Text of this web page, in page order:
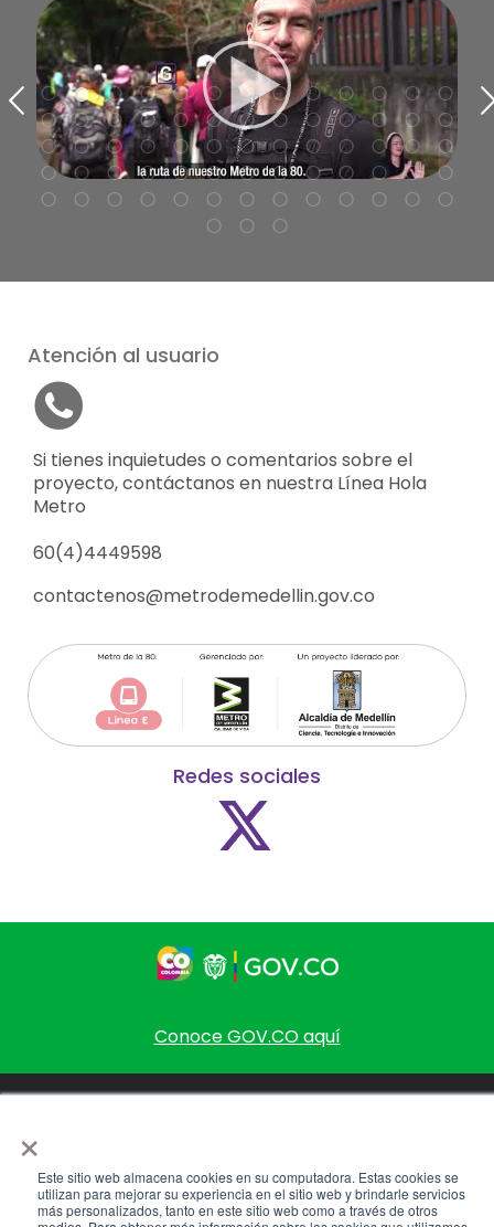
×
Este sitio web almacena cookies en su computadora. Estas cookies se
utilizan para mejorar su experiencia en el sitio web y brindarle servicios
más personalizados, tanto en este sitio web como a través de otros
Atención al usuario
Si tienes inquietudes o comentarios sobre el
proyecto, contáctanos en nuestra Línea Hola
Metro
60(4)4449598
contactenos@metrodemedellin.gov.co
Redes sociales
Conoce GOV.CO aquí